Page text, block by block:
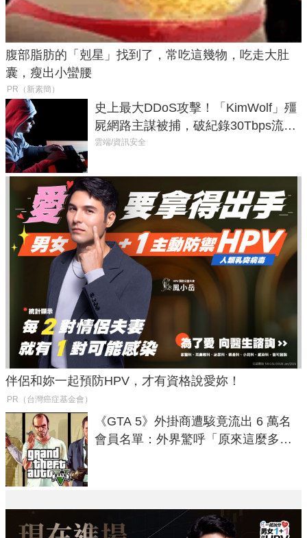
腹部脂肪的「剋星」找到了，常吃這幾物，吃走大肚
囊，瘦出小蠻腰
PR（新素簡）
史上最大DDoS攻擊！「KimWolf」殭
屍網路主謀被捕，破紀錄30Tbps流量
癱瘓全球！
雲端/資訊安全
伴侶和妳一起預防HPV，才有資格說愛妳！
PR（台灣癌症基金會）
《GTA 5》外掛商遭駭竟流出 6 萬名
會員名單：外界驚呼「原來這麼多人